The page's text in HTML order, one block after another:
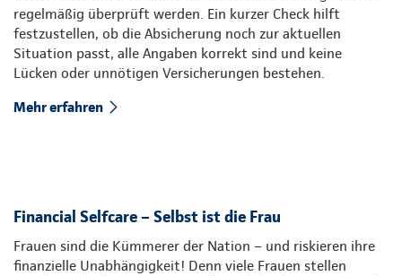
regelmäßig überprüft werden. Ein kurzer Check hilft
festzustellen, ob die Absicherung noch zur aktuellen
Situation passt, alle Angaben korrekt sind und keine
Lücken oder unnötigen Versicherungen bestehen.
Mehr erfahren
Financial Selfcare – Selbst ist die Frau
Frauen sind die Kümmerer der Nation – und riskieren ihre
finanzielle Unabhängigkeit! Denn viele Frauen stellen